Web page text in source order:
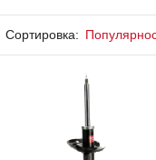
Сортировка: